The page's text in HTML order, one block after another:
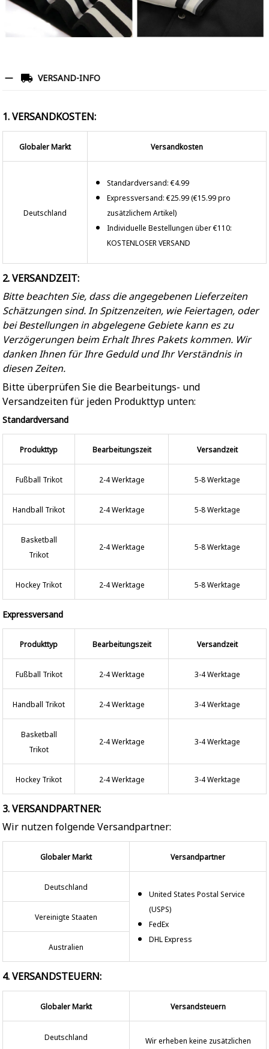
VERSAND-INFO
1. VERSANDKOSTEN:
Globaler Markt Versandkosten
Deutschland
Standardversand: €4.99
Expressversand: €25.99 (€15.99 pro
zusätzlichem Artikel)
Individuelle Bestellungen über €110:
KOSTENLOSER VERSAND
2. VERSANDZEIT:
Bitte beachten Sie, dass die angegebenen Lieferzeiten
Schätzungen sind. In Spitzenzeiten, wie Feiertagen, oder
bei Bestellungen in abgelegene Gebiete kann es zu
Verzögerungen beim Erhalt Ihres Pakets kommen. Wir
danken Ihnen für Ihre Geduld und Ihr Verständnis in
diesen Zeiten.
Bitte überprüfen Sie die Bearbeitungs- und
Versandzeiten für jeden Produkttyp unten:
Standardversand
Produkttyp Bearbeitungszeit Versandzeit
Fußball Trikot 2-4 Werktage 5-8 Werktage
Handball Trikot 2-4 Werktage 5-8 Werktage
Basketball
Trikot
2-4 Werktage 5-8 Werktage
Hockey Trikot 2-4 Werktage 5-8 Werktage
Expressversand
Produkttyp Bearbeitungszeit Versandzeit
Fußball Trikot 2-4 Werktage 3-4 Werktage
Handball Trikot 2-4 Werktage 3-4 Werktage
Basketball
Trikot
2-4 Werktage 3-4 Werktage
Hockey Trikot 2-4 Werktage 3-4 Werktage
3. VERSANDPARTNER:
Wir nutzen folgende Versandpartner:
Globaler Markt Versandpartner
Deutschland
United States Postal Service
(USPS)
FedEx
DHL Express
Vereinigte Staaten
Australien
4. VERSANDSTEUERN:
Globaler Markt Versandsteuern
Deutschland
Wir erheben keine zusätzlichen